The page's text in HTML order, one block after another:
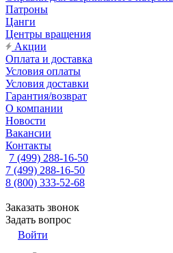
Патроны
Цанги
Центры вращения
Акции
Оплата и доставка
Условия оплаты
Условия доставки
Гарантия/возврат
О компании
Новости
Вакансии
Контакты
7 (499) 288-16-50
7 (499) 288-16-50
8 (800) 333-52-68
Заказать звонок
Задать вопрос
Войти